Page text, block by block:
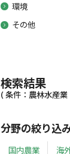
環境
その他
検索結果
( 条件：農林水産
分野の絞り込
国内農業 海